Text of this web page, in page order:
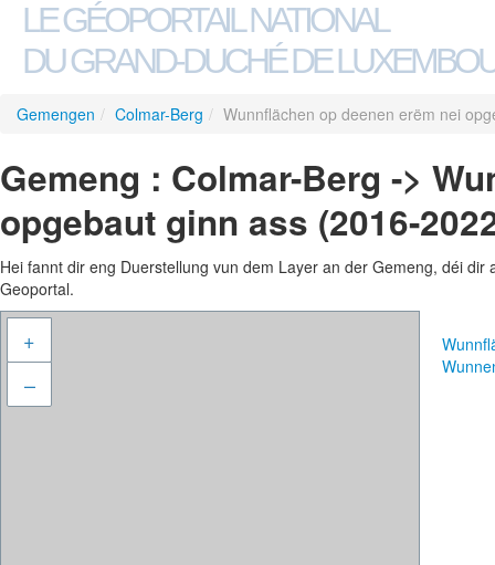
LE GÉOPORTAIL NATIONAL
DU GRAND-DUCHÉ DE
Gemengen / Colmar-Berg / Wunnflächen op deenen erëm nei
Gemeng : Colmar-Berg ->
opgebaut ginn ass (2016-
Hei fannt dir eng Duerstellung vun dem Layer an der Gemeng, déi
Geoportal.
+
–